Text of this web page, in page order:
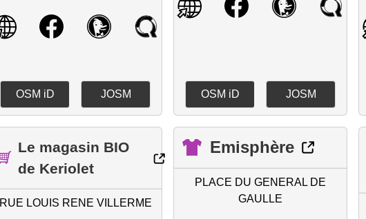
OSM iD JOSM OSM iD JOSM
Le magasin BIO
de Keriolet
RUE LOUIS RENE VILLERME
Emisphère
PLACE DU GENERAL DE
GAULLE